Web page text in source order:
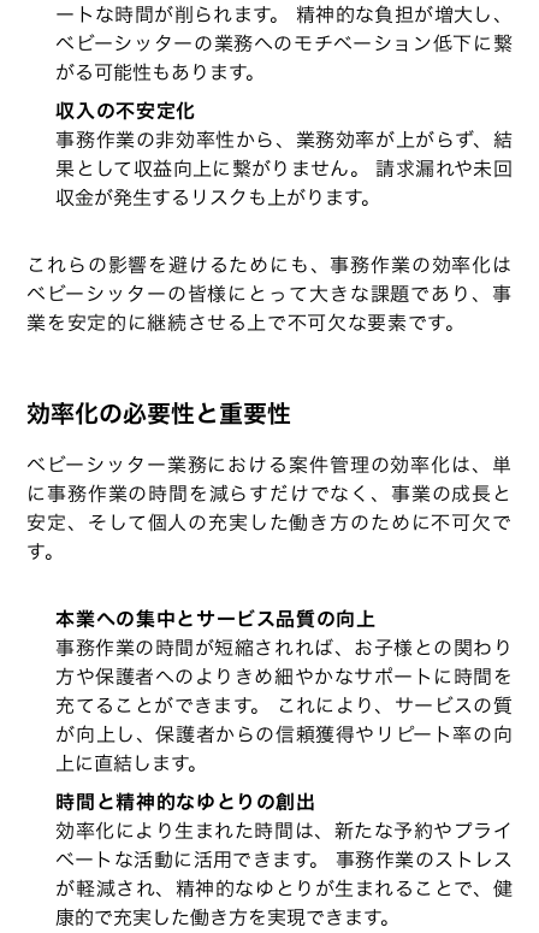
ートな時間が削られます。 精神的な負担が増大し、
ベビーシッターの業務へのモチベーション低下に繋
がる可能性もあります。
収入の不安定化
事務作業の非効率性から、業務効率が上がらず、結
果として収益向上に繋がりません。 請求漏れや未回
収金が発生するリスクも上がります。
これらの影響を避けるためにも、事務作業の効率化は
ベビーシッターの皆様にとって大きな課題であり、事
業を安定的に継続させる上で不可欠な要素です。
効率化の必要性と重要性
ベビーシッター業務における案件管理の効率化は、単
に事務作業の時間を減らすだけでなく、事業の成長と
安定、そして個人の充実した働き方のために不可欠で
す。
本業への集中とサービス品質の向上
事務作業の時間が短縮されれば、お子様との関わり
方や保護者へのよりきめ細やかなサポートに時間を
充てることができます。 これにより、サービスの質
が向上し、保護者からの信頼獲得やリピート率の向
上に直結します。
時間と精神的なゆとりの創出
効率化により生まれた時間は、新たな予約やプライ
ベートな活動に活用できます。 事務作業のストレス
が軽減され、精神的なゆとりが生まれることで、健
康的で充実した働き方を実現できます。